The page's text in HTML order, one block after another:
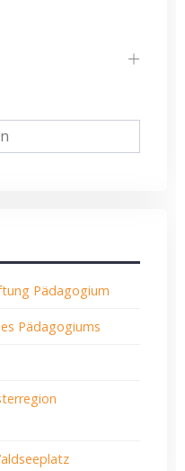
Pädagogium
Pädagogiums